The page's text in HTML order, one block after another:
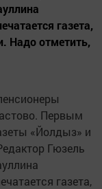
газета,
Надо отметить,
Первым
«Йолдыз» и
Гюзель
газета,